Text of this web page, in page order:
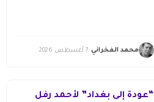
محمد الفخراني 7 أغسطس 2026
“عودة إلى بغداد” لأحمد رفل